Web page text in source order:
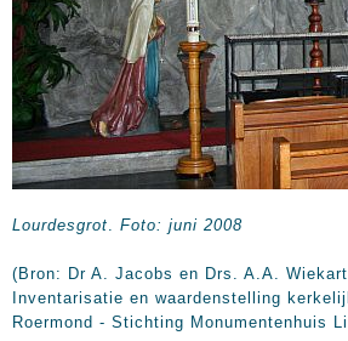
Lourdesgrot. Foto: juni 2008
(Bron: Dr A. Jacobs en Drs. A.A.
Inventarisatie en waardenstelling
Roermond - Stichting Monumentenhuis